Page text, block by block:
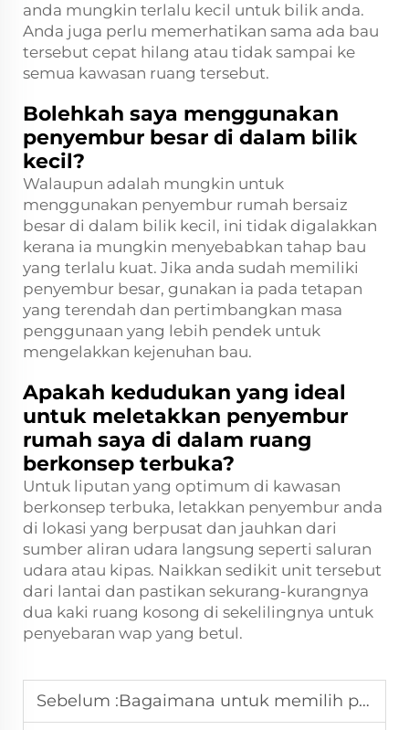
anda mungkin terlalu kecil untuk bilik anda.
Anda juga perlu memerhatikan sama ada bau
tersebut cepat hilang atau tidak sampai ke
semua kawasan ruang tersebut.
Bolehkah saya menggunakan
penyembur besar di dalam bilik
kecil?
Walaupun adalah mungkin untuk
menggunakan penyembur rumah bersaiz
besar di dalam bilik kecil, ini tidak digalakkan
kerana ia mungkin menyebabkan tahap bau
yang terlalu kuat. Jika anda sudah memiliki
penyembur besar, gunakan ia pada tetapan
yang terendah dan pertimbangkan masa
penggunaan yang lebih pendek untuk
mengelakkan kejenuhan bau.
Apakah kedudukan yang ideal
untuk meletakkan penyembur
rumah saya di dalam ruang
berkonsep terbuka?
Untuk liputan yang optimum di kawasan
berkonsep terbuka, letakkan penyembur anda
di lokasi yang berpusat dan jauhkan dari
sumber aliran udara langsung seperti saluran
udara atau kipas. Naikkan sedikit unit tersebut
dari lantai dan pastikan sekurang-kurangnya
dua kaki ruang kosong di sekelilingnya untuk
penyebaran wap yang betul.
Sebelum :Bagaimana untuk memilih penghembus rumah terbaik untuk saiz bilik yang berbeza?